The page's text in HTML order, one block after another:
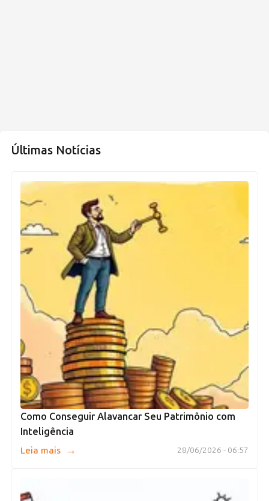
Últimas Notícias
Como Conseguir Alavancar Seu Patrimônio com
Inteligência
28/06/2026 - 06:57
Leia mais →